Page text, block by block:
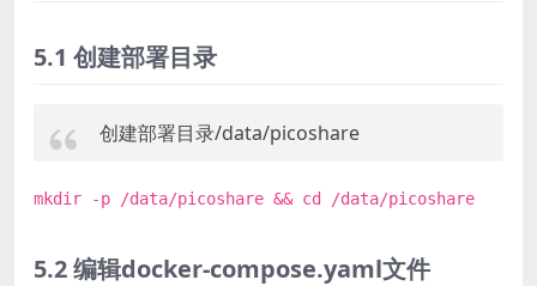
5.1 创建部署目录
创建部署目录/data/picoshare
mkdir -p /data/picoshare && cd /data/picoshare
5.2 编辑docker-compose.yaml文件